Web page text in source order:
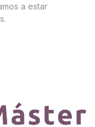
a estar